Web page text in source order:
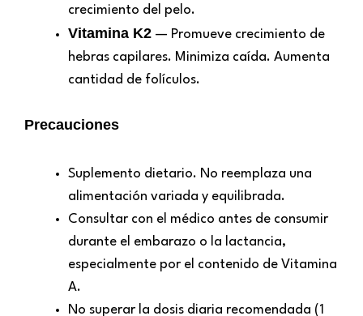
crecimiento del pelo.
Vitamina K2 — Promueve crecimiento de
hebras capilares. Minimiza caída. Aumenta
cantidad de folículos.
Precauciones
Suplemento dietario. No reemplaza una
alimentación variada y equilibrada.
Consultar con el médico antes de consumir
durante el embarazo o la lactancia,
especialmente por el contenido de Vitamina
A.
No superar la dosis diaria recomendada (1